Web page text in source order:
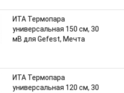
ИТА Термопара
универсальная 150 см, 30
мВ для Gefest, Мечта
ИТА Термопара
универсальная 120 см, 30